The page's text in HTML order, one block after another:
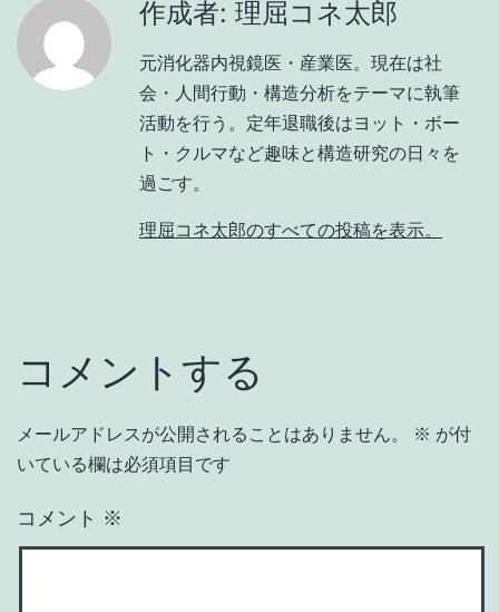
作成者: 理屈コネ太郎
元消化器内視鏡医・産業医。現在は社
会・人間行動・構造分析をテーマに執筆
活動を行う。定年退職後はヨット・ボー
ト・クルマなど趣味と構造研究の日々を
過ごす。
理屈コネ太郎のすべての投稿を表示。
コメントする
メールアドレスが公開されることはありません。 ※ が付
いている欄は必須項目です
コメント ※